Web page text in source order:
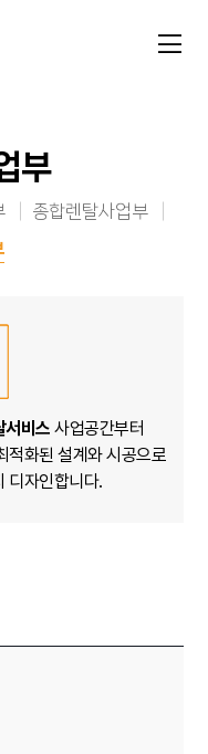
부
종합렌탈사업부
서비스 사업공간부터
적화된 설계와 시공으로
디자인합니다.